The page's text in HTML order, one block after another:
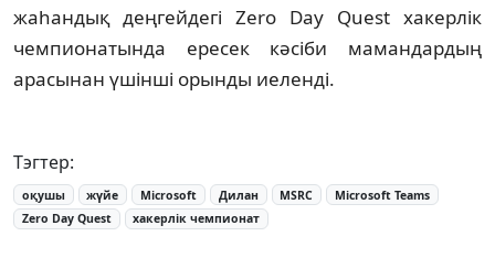
жаһандық деңгейдегі Zero Day Quest хакерлік
чемпионатында ересек кәсіби мамандардың
арасынан үшінші орынды иеленді.
Тэгтер:
оқушы жүйе Microsoft Дилан MSRC
Microsoft Teams
Zero Day Quest
хакерлік чемпионат